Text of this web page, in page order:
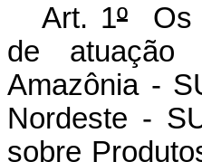
Art. 1ºOs
de atuação
Amazônia -
Nordeste -
sobre